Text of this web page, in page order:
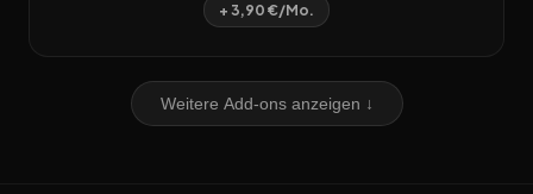
+ 3,90 €/Mo.
Weitere Add-ons anzeigen ↓